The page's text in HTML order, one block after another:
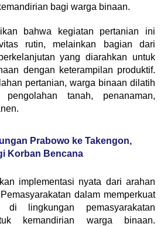
bagi warga binaan.
bahwa kegiatan pertanian ini
rutin, melainkan bagian dari
yang diarahkan untuk
dengan keterampilan produktif.
pertanian, warga binaan dilatih
tanah, penanaman,
Prabowo ke Takengon,
Korban Bencana
implementasi nyata dari arahan
dalam memperkuat
di lingkungan pemasyarakatan
kemandirian warga binaan.